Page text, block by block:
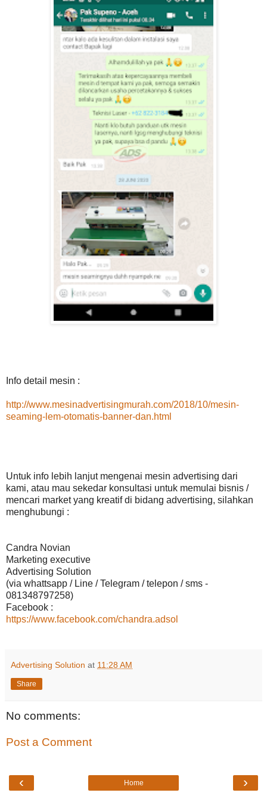
Info detail mesin :
http://www.mesinadvertisingmurah.com/2018/10/mesin-
seaming-lem-otomatis-banner-dan.html
Untuk info lebih lanjut mengenai mesin advertising dari
kami, atau mau sekedar konsultasi untuk memulai bisnis /
mencari market yang kreatif di bidang advertising, silahkan
menghubungi :
Candra Novian
Marketing executive
Advertising Solution
(via whattsapp / Line / Telegram / telepon / sms -
081348797258)
Facebook :
https://www.facebook.com/chandra.adsol
Advertising Solution at 11:28 AM
Share
No comments:
Post a Comment
‹ ›
Home